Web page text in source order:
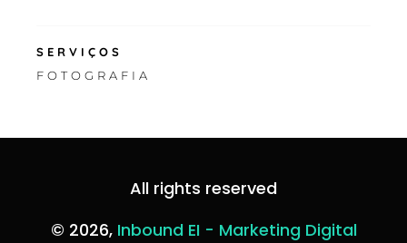
SERVIÇOS
FOTOGRAFIA
All rights reserved
© 2026, Inbound EI - Marketing Digital